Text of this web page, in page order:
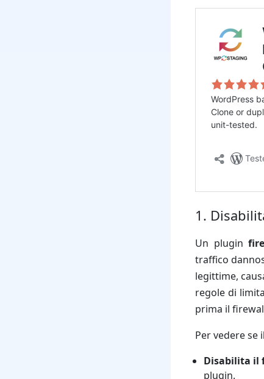
1.
Un plugin
traffico
legittime,
regole di
prima il
Per vedere se
Disabilita il
plugin.